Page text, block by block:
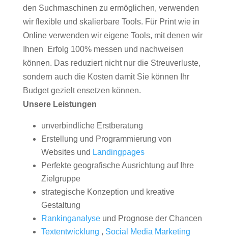
den Suchmaschinen zu ermöglichen, verwenden
wir flexible und skalierbare Tools. Für Print wie in
Online verwenden wir eigene Tools, mit denen wir
Ihnen Erfolg 100% messen und nachweisen
können. Das reduziert nicht nur die Streuverluste,
sondern auch die Kosten damit Sie können Ihr
Budget gezielt ensetzen können.
Unsere Leistungen
unverbindliche Erstberatung
Erstellung und Programmierung von
Websites und Landingpages
Perfekte geografische Ausrichtung auf Ihre
Zielgruppe
strategische Konzeption und kreative
Gestaltung
Rankinganalyseund Prognose der Chancen
Textentwicklung , Social Media Marketing